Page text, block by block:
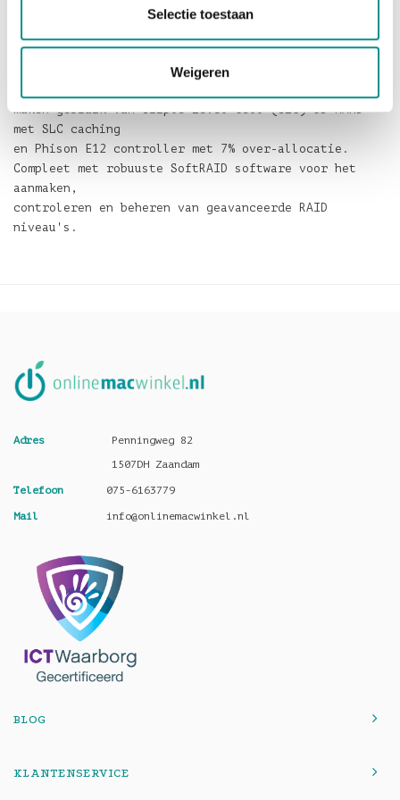
Selectie toestaan
Weigeren
M.2 NVMe SSD's, bedekt met een gevinde heatsink
maken gebruik van Triple-Level Cell (TLC) 3D NAND
met SLC caching
en Phison E12 controller met 7% over-allocatie.
Compleet met robuuste SoftRAID software voor het
aanmaken,
controleren en beheren van geavanceerde RAID
niveau's.
Adres
Penningweg 82
1507DH Zaandam
Telefoon 075-6163779
Mail info@onlinemacwinkel.nl
BLOG
KLANTENSERVICE